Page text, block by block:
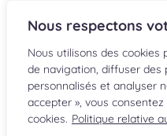
Nous respectons
Nous utilisons des
de navigation, diffuser des
personnalisés et analyser
accepter », vous
cookies. Politique relative